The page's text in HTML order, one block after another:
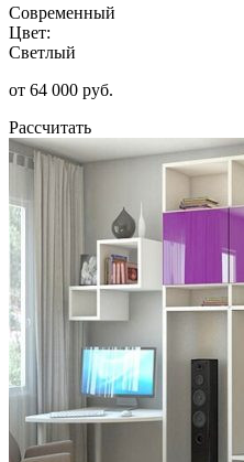
Современный
Цвет:
Светлый
от 64 000 руб.
Рассчитать